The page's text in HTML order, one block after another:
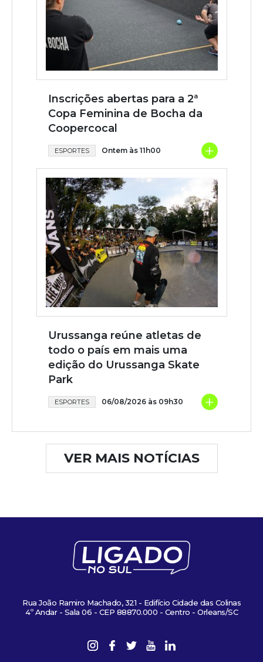
Inscrições abertas para a 2ª
Copa Feminina de Bocha da
Coopercocal
ESPORTES Ontem às 11h00 +
Urussanga reúne atletas de
todo o país em mais uma
edição do Urussanga Skate
Park
ESPORTES 06/08/2026 às 09h30 +
VER MAIS NOTÍCIAS
Rua João Ramiro Machado, 321 - Edifício Cidade das Colinas
4º Andar - Sala 06 - CEP 88870.000 - Centro - Orleans/SC